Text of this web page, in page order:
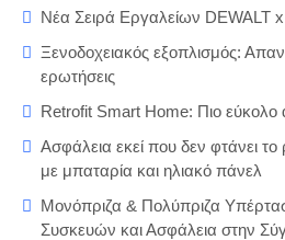
Νέα Σειρά Εργαλείων DEWALT
Ξενοδοχειακός εξοπλισμός:
ερωτήσεις
Retrofit Smart Home: Πιο εύκολο
Ασφάλεια εκεί που δεν φτάνει
με μπαταρία και ηλιακό πάνελ
Μονόπριζα & Πολύπριζα
Συσκευών και Ασφάλεια στην